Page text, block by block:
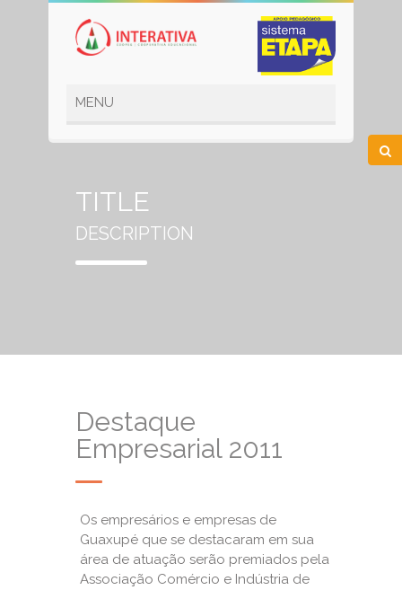
TITLE
DESCRIPTION
Destaque
Empresarial 2011
Os empresários e empresas de
Guaxupé que se destacaram em sua
área de atuação serão premiados pela
Associação Comércio e Indústria de